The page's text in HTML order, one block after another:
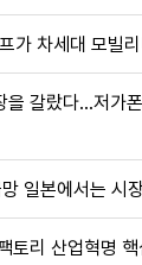
가 차세대 모빌
을 갈랐다…저가
일본에서는 시
토리 산업혁명